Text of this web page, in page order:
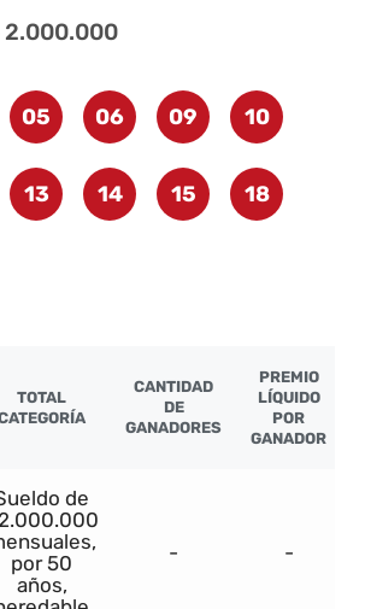
2.000.000
05 06 09 10
13 14 15 18
TOTAL
CANTIDAD
DE
GANADORES
PREMIO
LÍQUIDO
POR
GANADOR
de
por 50
años,
- -